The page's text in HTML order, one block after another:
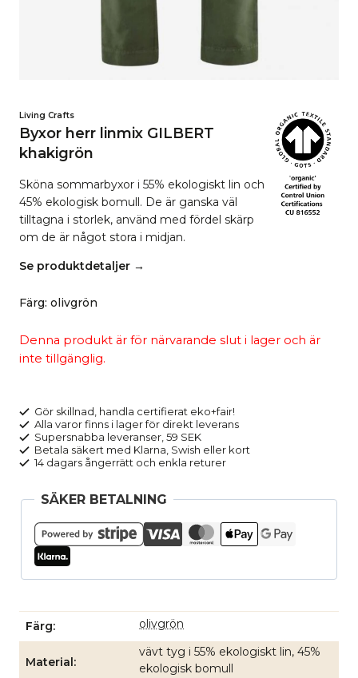
Living Crafts
Byxor herr linmix GILBERT
khakigrön
Sköna sommarbyxor i 55% ekologiskt lin och
45% ekologisk bomull. De är ganska väl
tilltagna i storlek, använd med fördel skärp
om de är något stora i midjan.
Se produktdetaljer →
Färg: olivgrön
Denna produkt är för närvarande slut i lager och är
inte tillgänglig.
Gör skillnad, handla certifierat eko+fair!
Alla varor finns i lager för direkt leverans
Supersnabba leveranser, 59 SEK
Betala säkert med Klarna, Swish eller kort
14 dagars ångerrätt och enkla returer
SÄKER BETALNING
Färg olivgrön
Material
vävt tyg i 55% ekologiskt lin, 45%
ekologisk bomull